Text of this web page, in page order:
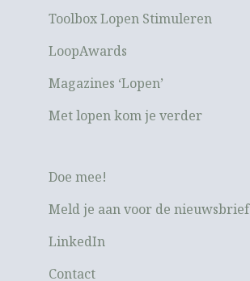
Toolbox Lopen Stimuleren
LoopAwards
Magazines ‘Lopen’
Met lopen kom je verder
Doe mee!
Meld je aan voor de nieuwsbrief
LinkedIn
Contact